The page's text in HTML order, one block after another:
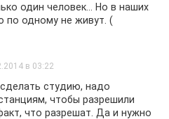
один человек… Но в наших
по одному не живут. (
в 03:22
студию, надо
чтобы разрешили
что разрешат. Да и нужно